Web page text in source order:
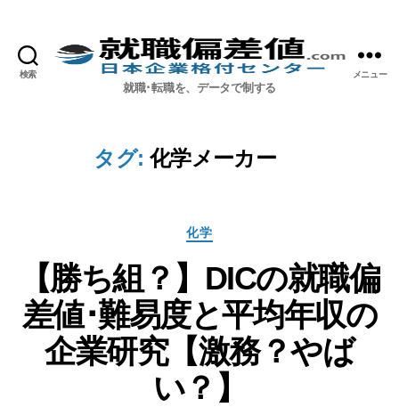
検索 就職偏差値.com【公式】
就職･転職を、データで制する
メニュー
タグ: 化学メーカー
カ
ゴ
リ
ー
化学
【勝ち組？】DICの就職偏
差値･難易度と平均年収の
企業研究【激務？やば
い？】